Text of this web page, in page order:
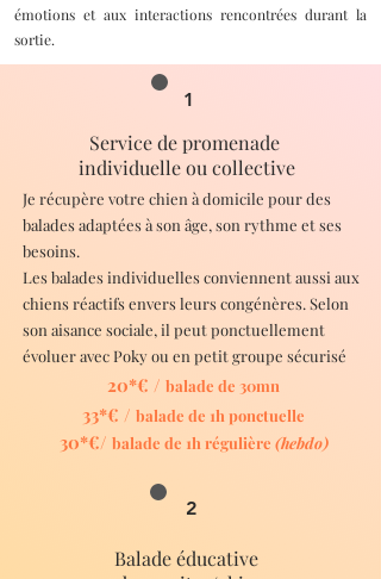
émotions et aux interactions rencontrées durant la
sortie.
1
Service de promenade
individuelle ou collective
Je récupère votre chien à domicile pour des
balades adaptées à son âge, son rythme et ses
besoins.
Les balades individuelles conviennent aussi aux
chiens réactifs envers leurs congénères. Selon
son aisance sociale, il peut ponctuellement
évoluer avec Poky ou en petit groupe sécurisé
​20*€ / balade de 30mn
33*€ / balade de 1h ponctuelle
30*€/ balade de 1h régulière (hebdo)
2
Balade éducative